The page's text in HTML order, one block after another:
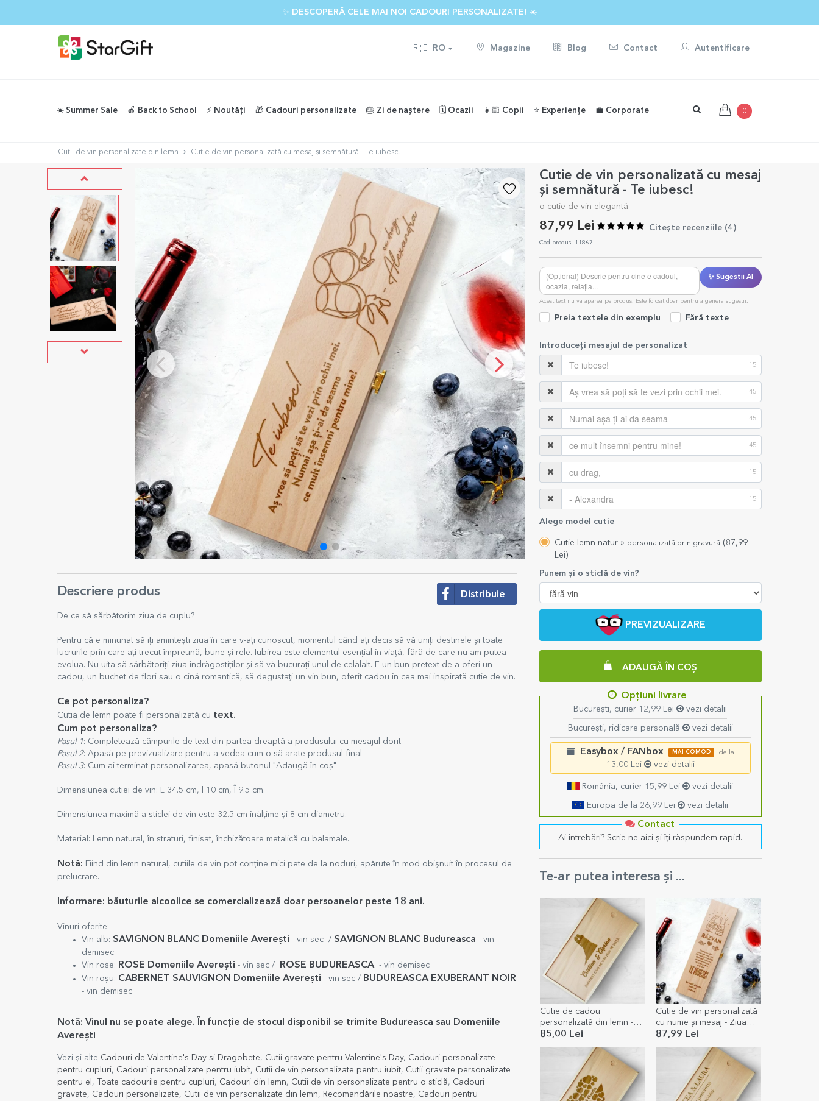
✨ DESCOPERĂ CELE MAI NOI CADOURI PERSONALIZATE! ☀️
🇷🇴 RO Magazine Blog Contact Autentificare
☀️ Summer Sale 🍎 Back to School ⚡️ Noutăți 🎁 Cadouri personalizate 🎂 Zi de naștere 🗓️ Ocazii 👧🏻 Copii ⭐️ Experiențe 💼 Corporate 0
Cutii de vin personalizate din lemn Cutie de vin personalizată cu mesaj și semnătură - Te iubesc!
Cutie de vin personalizată cu mesaj
și semnătură - Te iubesc!
o cutie de vin elegantă
87,99 Lei Citește recenziile (4)
Cod produs: 11867
✨ Sugestii AI
Acest text nu va apărea pe produs. Este folosit doar pentru a genera sugestii.
Preia textele din exemplu Fără texte
Introduceți mesajul de personalizat
15
45
45
45
15
15
Alege model cutie
Cutie lemn natur » personalizată prin gravură (87,99
Lei)
Punem și o sticlă de vin?
PREVIZUALIZARE
ADAUGĂ ÎN COȘ
Opțiuni livrare
București, curier 12,99 Lei vezi detalii
București, ridicare personală vezi detalii
Easybox / FANbox MAI COMOD de la
13,00 Lei vezi detalii
România, curier 15,99 Lei vezi detalii
Europa de la 26,99 Lei vezi detalii
Contact
Ai întrebări? Scrie-ne aici și îți răspundem rapid.
Te-ar putea interesa și ...
Cutie de cadou
personalizată din lemn -
Amintirile noastre
85,00 Lei
Cutie de vin personalizată
cu nume și mesaj - Ziua
îndrăgostiților
87,99 Lei
Descriere produs Distribuie
De ce să sărbătorim ziua de cuplu?
Pentru că e minunat să iți amintești ziua în care v-ați cunoscut, momentul când ați decis să vă uniți destinele și toate
lucrurile prin care ați trecut împreună, bune și rele. Iubirea este elementul esențial în viață, fără de care nu am putea
evolua. Nu uita să sărbătoriți ziua îndrăgostiților și să vă bucurați unul de celălalt. E un bun pretext de a oferi un
cadou, un buchet de flori sau o cină romantică, să degustați un vin bun, oferit cadou în cea mai inspirată cutie de vin.
Ce pot personaliza?
Cutia de lemn poate fi personalizată cu text.
Cum pot personaliza?
Pasul 1: Completează câmpurile de text din partea dreaptă a produsului cu mesajul dorit
Pasul 2: Apasă pe previzualizare pentru a vedea cum o să arate produsul final
Pasul 3: Cum ai terminat personalizarea, apasă butonul "Adaugă în coș"
Dimensiunea cutiei de vin: L 34.5 cm, l 10 cm, Î 9.5 cm.
Dimensiunea maximă a sticlei de vin este 32.5 cm înălțime și 8 cm diametru.
Material: Lemn natural, în straturi, finisat, închizătoare metalică cu balamale.
Notă: Fiind din lemn natural, cutiile de vin pot conține mici pete de la noduri, apărute în mod obișnuit în procesul de
prelucrare.
Informare: băuturile alcoolice se comercializează doar persoanelor peste 18 ani.
Vinuri oferite:
Vin alb: SAVIGNON BLANC Domeniile Averești - vin sec / SAVIGNON BLANC Budureasca - vin
demisec
Vin rose: ROSE Domeniile Averești - vin sec / ROSE BUDUREASCA - vin demisec
Vin roșu: CABERNET SAUVIGNON Domeniile Averești - vin sec / BUDUREASCA EXUBERANT NOIR
- vin demisec
Notă: Vinul nu se poate alege. În funcție de stocul disponibil se trimite Budureasca sau Domeniile
Averești
Vezi și alte Cadouri de Valentine's Day si Dragobete, Cutii gravate pentru Valentine's Day, Cadouri personalizate
pentru cupluri, Cadouri personalizate pentru iubit, Cutii de vin personalizate pentru iubit, Cutii gravate personalizate
pentru el , Toate cadourile pentru cupluri, Cadouri din lemn, Cutii de vin personalizate pentru o sticlă, Cadouri
gravate, Cadouri personalizate, Cutii de vin personalizate din lemn, Recomandările noastre, Cadouri pentru